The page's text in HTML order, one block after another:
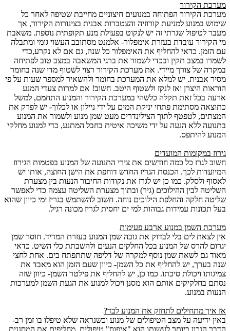
מערכת הקירור
מערכת הקירור הפתוחה במנועים חיצוניים מחייבת שטיפה לאחר כל
שימוש במנוע למניעת קורוזיה והצטברות אבנית בצינורות הקירור, אך
מעבר לטיפול שגרתי זה יש לנקוט בפעולת מנע תקופתית נוספת. משאבת
מי הקירור עובדת בעזרת אימפלור- אלמנט מסתובב העשוי גומי ומתבלה
עם הזמן. כדאי להחליף את האימפלור כל שנה, גם אם לא נקרע,כדי
לשמרו במצב תקין ובכדי לשמור את ברגי המשאבה במצב טוב לפתיחה
במקרה של צורך מיידי. את מערכת הקירור רצוי לשטוף מדי שנה בחומר
מסיר אבנית. יש למלא את המערכת בחומר ולהשאיר למספר שעות על פי
הוראות היצרן ואז לנקז ולשטוף היטב. חשוב! אם למרות צעדי המנע
ארעה בכל זאת תקלה כלשהי במערכת הקירור והמנוע התחמם, למשל
כתוצאה מסתימת פתחי יניקת המים על ידי ניילון או לכלוך- יש לפרק את
המצתים, לטפטף לתוך הצילינדרים מעט שמן מנוע ולשמור את המנוע
בתנועה ללא הנעה על ידי משיכה איטית בחבל המתנע, כדי למנוע מחלקי
המנוע להיתפס.
גירוז במקומות המועדים
חשוב לגרז כל כמה חודשים את צירי התנועה של המנוע בפטמות הגירוז
המיועדות לכך. הכנסת הגריז החדש דוחפת את הישן החוצה, אותו יש
לאסוף ולסלק. כמו כן יש לגרז את נקודות החיבור הנעות בין מצערת
השליטה לבין ההילוכים (גיר) ובתוך מצערת השליטה עצמה כדי לאפשר
שליטה חלקה והחלפת הילוכים נוחה. חשוב להשתמש בגריז ימי כיוון שהוא
בעל תכונות עמידות גבוהות למי ים יחסית לגריז מכונה רגיל.
מערכת השמן במנוע ארבע פעימות
אין לצאת לים בלי לבדוק את גובה שמן המנוע בעזרת המדיד. חוסר שמן
יגרום להרס של המנוע בכל החלקים הנעים ולהשבתת כלי השיט. כדאי
מאוד גם לשאת שמן נוסף למקרה של דליפה שתתפתח בים. אחת לחצי
שנה בערך, יש להחליף את כל השמן- כיוון שעם הזמן הוא מאבד את
צמיגותו ויכולת סיכתו. כמו כן, יש להחליף את פילטר השמן- כיוון שזה
נסתם בחלקיקים אותם הוא מסנן ויכול למנוע את הגעת השמן למערכות
הנעות במנוע.
אז איך מתחילים לתחזק את המנוע לבד?
באין ידיעה על מצב הטיפולים של מנוע וכשנראה שלא טיפלו בו זמן רב-